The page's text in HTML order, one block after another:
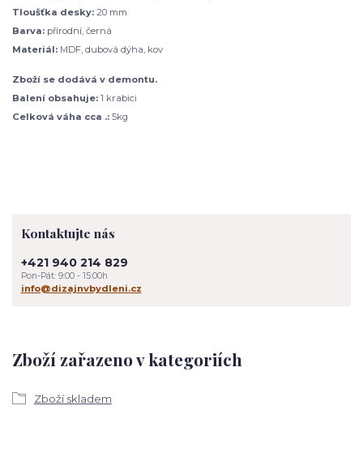
Tloušťka desky: 20 mm
Barva: přírodní, černá
Materiál: MDF, dubová dýha, kov
Zboží se dodává v demontu.
Balení obsahuje: 1 krabici
Celková váha cca .: 5kg
Zboží zařazeno v kategoriích
Zboží skladem
Kontaktujte nás
+421 940 214 829
Pon-Pát: 9:00 - 15:00h
info@dizajnvbydleni.cz